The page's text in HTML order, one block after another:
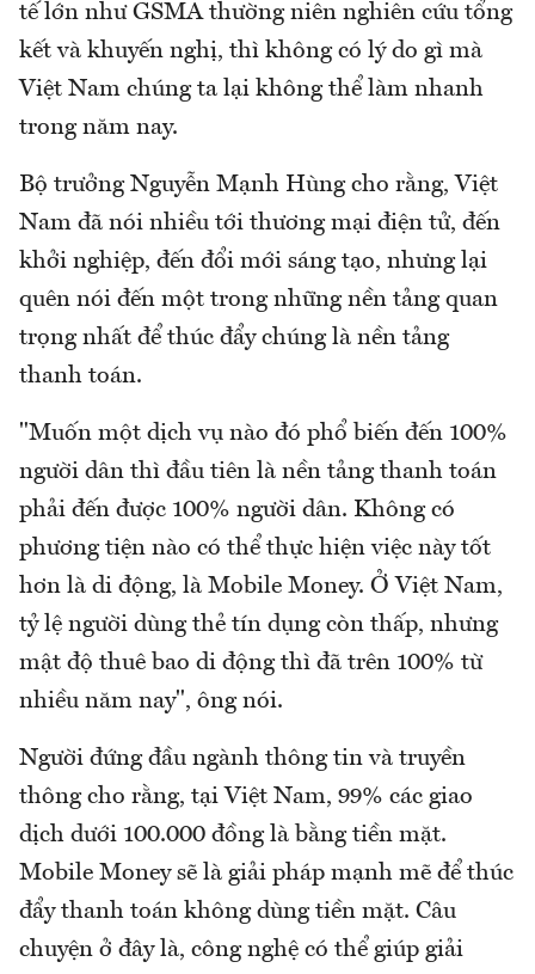
tế lớn như GSMA thường niên nghiên cứu tổng
kết và khuyến nghị, thì không có lý do gì mà
Việt Nam chúng ta lại không thể làm nhanh
trong năm nay.
Bộ trưởng Nguyễn Mạnh Hùng cho rằng, Việt
Nam đã nói nhiều tới thương mại điện tử, đến
khởi nghiệp, đến đổi mới sáng tạo, nhưng lại
quên nói đến một trong những nền tảng quan
trọng nhất để thúc đẩy chúng là nền tảng
thanh toán.
"Muốn một dịch vụ nào đó phổ biến đến 100%
người dân thì đầu tiên là nền tảng thanh toán
phải đến được 100% người dân. Không có
phương tiện nào có thể thực hiện việc này tốt
hơn là di động, là Mobile Money. Ở Việt Nam,
tỷ lệ người dùng thẻ tín dụng còn thấp, nhưng
mật độ thuê bao di động thì đã trên 100% từ
nhiều năm nay", ông nói.
Người đứng đầu ngành thông tin và truyền
thông cho rằng, tại Việt Nam, 99% các giao
dịch dưới 100.000 đồng là bằng tiền mặt.
Mobile Money sẽ là giải pháp mạnh mẽ để thúc
đẩy thanh toán không dùng tiền mặt. Câu
chuyện ở đây là, công nghệ có thể giúp giải